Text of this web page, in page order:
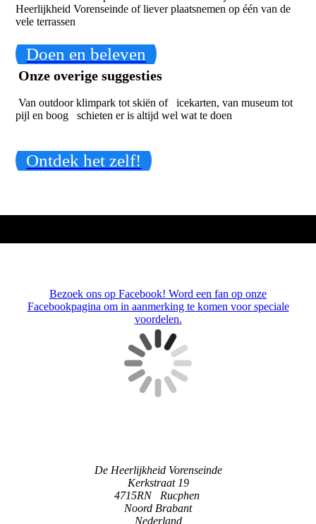
Heerlijkheid Vorenseinde of liever plaatsnemen op één van de
vele terrassen
Doen en beleven
Onze overige suggesties
Van outdoor klimpark tot skiën of icekarten, van museum tot
pijl en boog schieten er is altijd wel wat te doen
Ontdek het zelf!
Bezoek ons op Facebook! Word een fan op onze
Facebookpagina om in aanmerking te komen voor speciale
voordelen.
De Heerlijkheid Vorenseinde
Kerkstraat 19
4715RN Rucphen
Noord Brabant
Nederland